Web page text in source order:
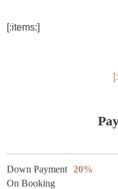
[:items:]
Down Payment
20%
On Booking